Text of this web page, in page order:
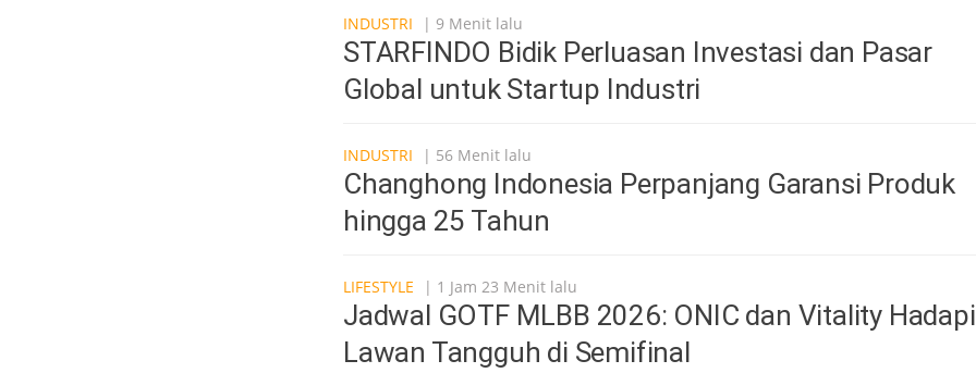
INDUSTRI | 9 Menit lalu
STARFINDO Bidik Perluasan Investasi dan Pasar
Global untuk Startup Industri
INDUSTRI | 56 Menit lalu
Changhong Indonesia Perpanjang Garansi Produk
hingga 25 Tahun
LIFESTYLE | 1 Jam 23 Menit lalu
Jadwal GOTF MLBB 2026: ONIC dan Vitality Hadapi
Lawan Tangguh di Semifinal